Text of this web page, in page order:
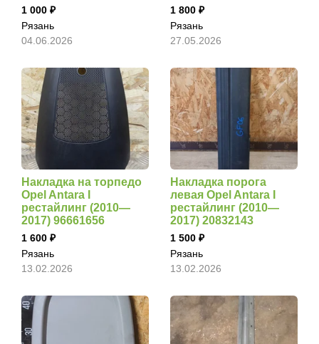
1 000
Рязань
04.06.2026
1 800
Рязань
27.05.2026
Накладка на торпедо
Opel Antara I
рестайлинг (2010—
2017) 96661656
1 600
Рязань
13.02.2026
Накладка порога
левая Opel Antara I
рестайлинг (2010—
2017) 20832143
1 500
Рязань
13.02.2026